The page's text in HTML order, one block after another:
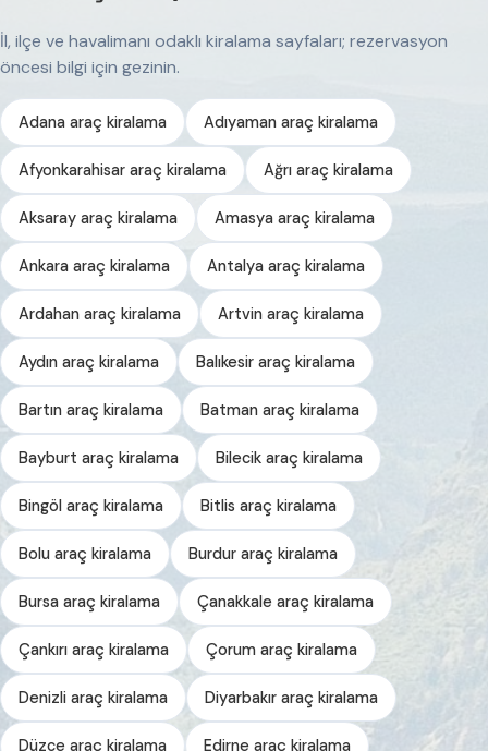
İl, ilçe ve havalimanı odaklı kiralama sayfaları; rezervasyon
öncesi bilgi için gezinin.
Adana araç kiralama Adıyaman araç kiralama
Afyonkarahisar araç kiralama Ağrı araç kiralama
Aksaray araç kiralama Amasya araç kiralama
Ankara araç kiralama Antalya araç kiralama
Ardahan araç kiralama Artvin araç kiralama
Aydın araç kiralama Balıkesir araç kiralama
Bartın araç kiralama Batman araç kiralama
Bayburt araç kiralama Bilecik araç kiralama
Bingöl araç kiralama Bitlis araç kiralama
Bolu araç kiralama Burdur araç kiralama
Bursa araç kiralama Çanakkale araç kiralama
Çankırı araç kiralama Çorum araç kiralama
Denizli araç kiralama Diyarbakır araç kiralama
Düzce araç kiralama Edirne araç kiralama